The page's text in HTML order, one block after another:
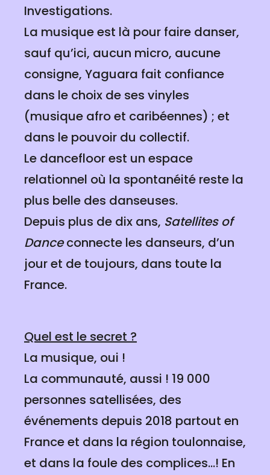
Investigations.
La musique est là pour faire danser,
sauf qu’ici, aucun micro, aucune
consigne, Yaguara fait confiance
dans le choix de ses vinyles
(musique afro et caribéennes) ; et
dans le pouvoir du collectif.
Le dancefloor est un espace
relationnel où la spontanéité reste la
plus belle des danseuses.
Depuis plus de dix ans, Satellites of
Danceconnecte les danseurs, d’un
jour et de toujours, dans toute la
France.
Quel est le secret ?
La musique, oui !
La communauté, aussi ! 19 000
personnes satellisées, des
événements depuis 2018 partout en
France et dans la région toulonnaise,
et dans la foule des complices...! En